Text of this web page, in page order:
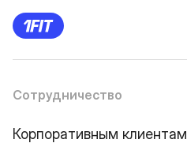
Сотрудничество
Корпоративным клиентам